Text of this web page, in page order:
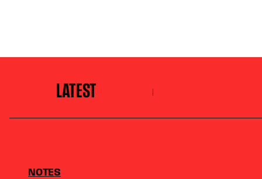
LATEST
NOTES